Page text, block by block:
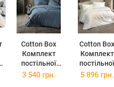
Cotton Box
Комплект
постільної
білизни Євро
Cotton Box
Комплект
постільної
білизни Євро
3 540 грн. 5 896 грн.